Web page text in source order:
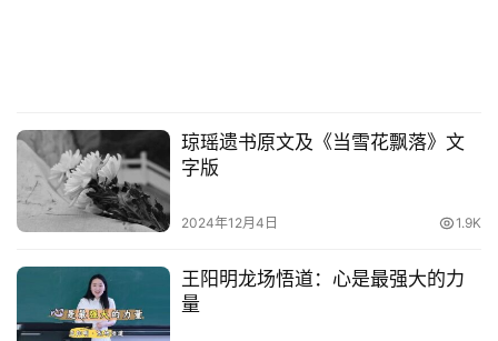
琼瑶遗书原文及《当雪花飘落》文
字版
2024年12月4日 1.9K
王阳明龙场悟道：心是最强大的力
量